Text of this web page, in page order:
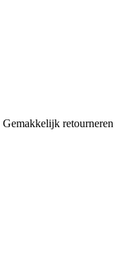
Gemakkelijk retourneren